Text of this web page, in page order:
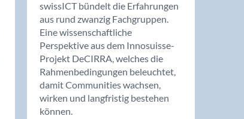
swissICT bündelt die Erfahrungen
aus rund zwanzig Fachgruppen.
Eine wissenschaftliche
Perspektive aus dem Innosuisse-
Projekt DeCIRRA, welches die
Rahmenbedingungen beleuchtet,
damit Communities wachsen,
wirken und langfristig bestehen
können.